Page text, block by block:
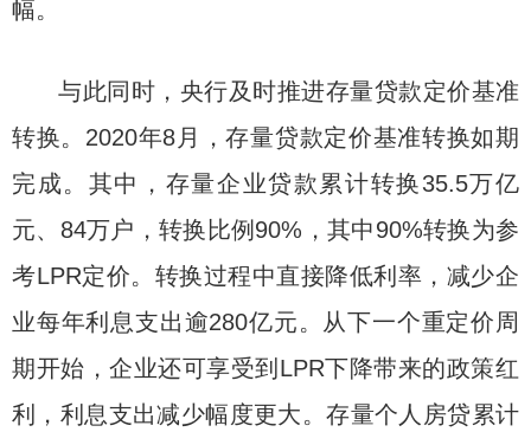
幅。
与此同时，央行及时推进存量贷款定价基准
转换。2020年8月，存量贷款定价基准转换如期
完成。其中，存量企业贷款累计转换35.5万亿
元、84万户，转换比例90%，其中90%转换为参
考LPR定价。转换过程中直接降低利率，减少企
业每年利息支出逾280亿元。从下一个重定价周
期开始，企业还可享受到LPR下降带来的政策红
利，利息支出减少幅度更大。存量个人房贷累计